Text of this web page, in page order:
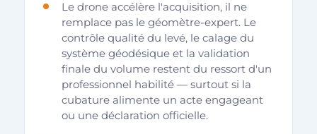
Le drone accélère l'acquisition, il ne
remplace pas le géomètre-expert. Le
contrôle qualité du levé, le calage du
système géodésique et la validation
finale du volume restent du ressort d'un
professionnel habilité — surtout si la
cubature alimente un acte engageant
ou une déclaration officielle.